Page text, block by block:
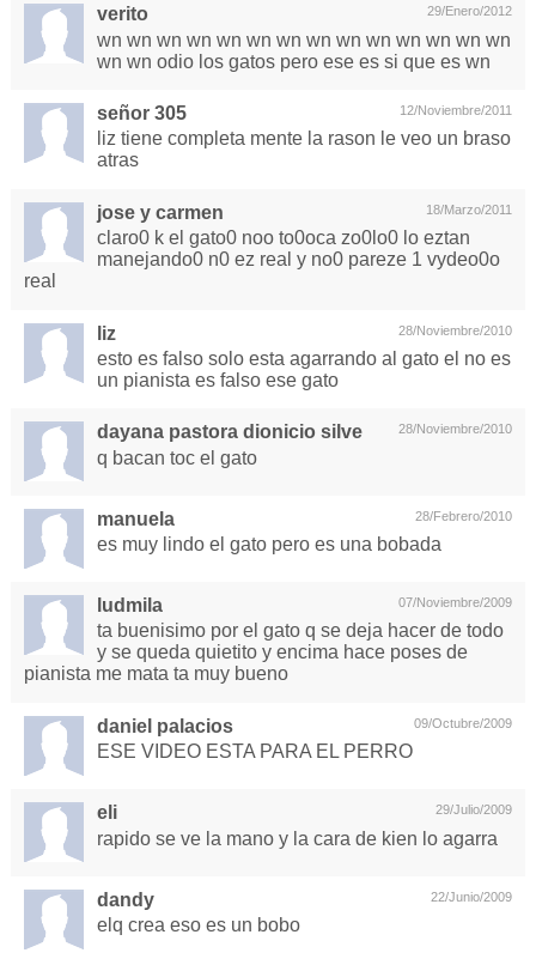
29/Enero/2012
verito
wn wn wn wn wn wn wn wn wn wn wn wn wn wn
wn wn odio los gatos pero ese es si que es wn
12/Noviembre/2011
señor 305
liz tiene completa mente la rason le veo un braso
atras
18/Marzo/2011
jose y carmen
claro0 k el gato0 noo to0oca zo0lo0 lo eztan
manejando0 n0 ez real y no0 pareze 1 vydeo0o
real
28/Noviembre/2010
liz
esto es falso solo esta agarrando al gato el no es
un pianista es falso ese gato
28/Noviembre/2010
dayana pastora dionicio silve
q bacan toc el gato
28/Febrero/2010
manuela
es muy lindo el gato pero es una bobada
07/Noviembre/2009
ludmila
ta buenisimo por el gato q se deja hacer de todo
y se queda quietito y encima hace poses de
pianista me mata ta muy bueno
09/Octubre/2009
daniel palacios
ESE VIDEO ESTA PARA EL PERRO
29/Julio/2009
eli
rapido se ve la mano y la cara de kien lo agarra
22/Junio/2009
dandy
elq crea eso es un bobo